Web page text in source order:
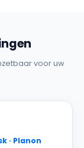
voor uw
· Planon